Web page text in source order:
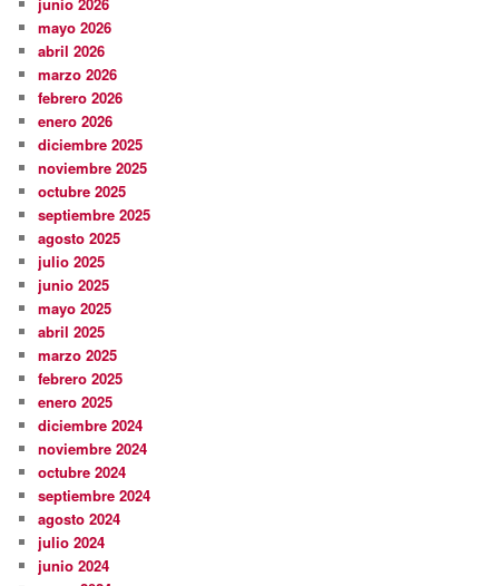
mayo 2026
abril 2026
marzo 2026
febrero 2026
enero 2026
diciembre 2025
noviembre 2025
octubre 2025
septiembre 2025
agosto 2025
julio 2025
junio 2025
mayo 2025
abril 2025
marzo 2025
febrero 2025
enero 2025
diciembre 2024
noviembre 2024
octubre 2024
septiembre 2024
agosto 2024
julio 2024
junio 2024